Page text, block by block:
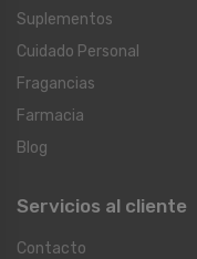
Suplementos
Cuidado Personal
Fragancias
Farmacia
Blog
Servicios al cliente
Contacto